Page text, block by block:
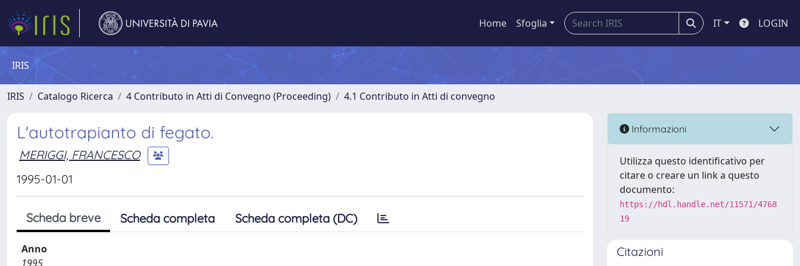
Home Sfoglia IT LOGIN
IRIS
IRIS Catalogo Ricerca 4 Contributo in Atti di Convegno (Proceeding) 4.1 Contributo in Atti di convegno
L'autotrapianto di fegato.
MERIGGI, FRANCESCO
1995-01-01
Scheda breve Scheda completa Scheda completa (DC)
Anno
1995
Informazioni
Utilizza questo identificativo per
citare o creare un link a questo
documento:
https://hdl.handle.net/11571/4768
19
Citazioni